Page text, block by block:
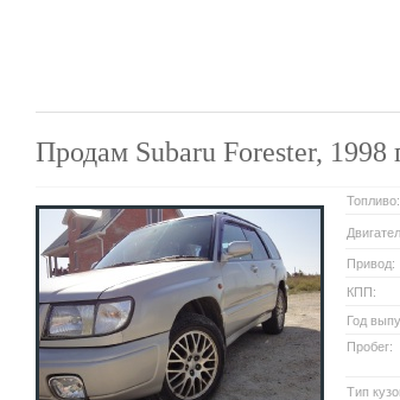
Продам Subaru Forester,
Топливо:
Привод:
КПП:
Год
Пробег:
Тип